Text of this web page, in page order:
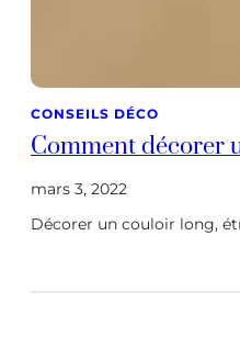
CONSEILS DÉCO
Comment décorer
mars 3, 2022
Décorer un couloir long,